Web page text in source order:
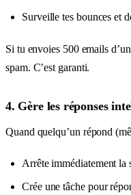
Surveille tes bounces et
Si tu envoies 500 emails
spam. C’est garanti.
4. Gère les réponses
Quand quelqu’un répond
Arrête immédiatement la
Crée une tâche pour